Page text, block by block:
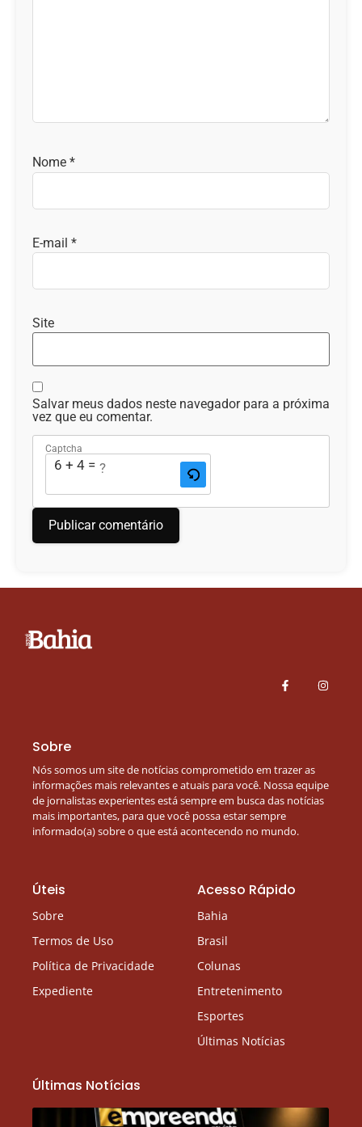
Nome *
E-mail *
Site
Salvar meus dados neste navegador para a próxima
vez que eu comentar.
Captcha
6 + 4 = ?
Sobre
Nós somos um site de notícias comprometido em trazer as
informações mais relevantes e atuais para você. Nossa equipe
de jornalistas experientes está sempre em busca das notícias
mais importantes, para que você possa estar sempre
informado(a) sobre o que está acontecendo no mundo.
Úteis
Sobre
Termos de Uso
Política de Privacidade
Expediente
Acesso Rápido
Bahia
Brasil
Colunas
Entretenimento
Esportes
Últimas Notícias
Últimas Notícias